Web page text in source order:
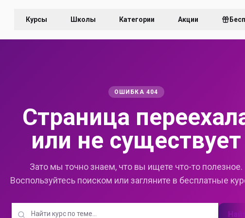
Курсы Школы Категории Акции
ОШИБКА 404
Страница
или не существует
Зато мы точно знаем, что вы ищете что-то полезное.
Воспользуйтесь поиском или загляните в бесплатные